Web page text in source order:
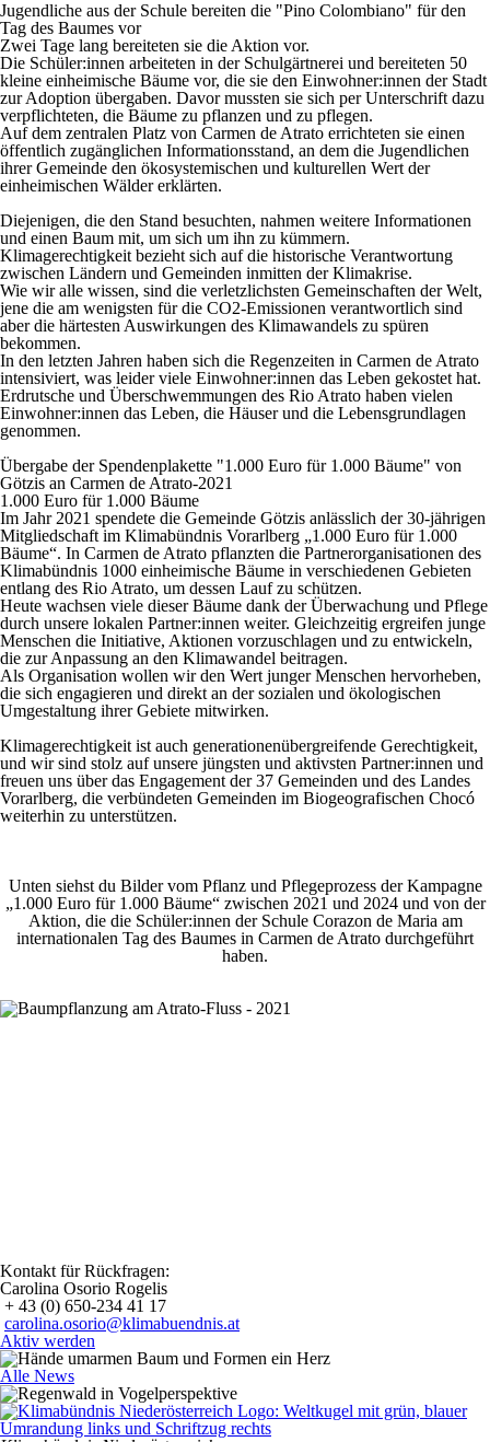
Jugendliche aus der Schule bereiten die "Pino Colombiano" für den
Tag des Baumes vor
Zwei Tage lang bereiteten sie die Aktion vor.
Die Schüler:innen arbeiteten in der Schulgärtnerei und bereiteten 50
kleine einheimische Bäume vor, die sie den Einwohner:innen der Stadt
zur Adoption übergaben. Davor mussten sie sich per Unterschrift dazu
verpflichteten, die Bäume zu pflanzen und zu pflegen.
Auf dem zentralen Platz von Carmen de Atrato errichteten sie einen
öffentlich zugänglichen Informationsstand, an dem die Jugendlichen
ihrer Gemeinde den ökosystemischen und kulturellen Wert der
einheimischen Wälder erklärten.
Diejenigen, die den Stand besuchten, nahmen weitere Informationen
und einen Baum mit, um sich um ihn zu kümmern.
Klimagerechtigkeit bezieht sich auf die historische Verantwortung
zwischen Ländern und Gemeinden inmitten der Klimakrise.
Wie wir alle wissen, sind die verletzlichsten Gemeinschaften der Welt,
jene die am wenigsten für die CO2-Emissionen verantwortlich sind
aber die härtesten Auswirkungen des Klimawandels zu spüren
bekommen.
In den letzten Jahren haben sich die Regenzeiten in Carmen de Atrato
intensiviert, was leider viele Einwohner:innen das Leben gekostet hat.
Erdrutsche und Überschwemmungen des Rio Atrato haben vielen
Einwohner:innen das Leben, die Häuser und die Lebensgrundlagen
genommen.
Übergabe der Spendenplakette "1.000 Euro für 1.000 Bäume" von
Götzis an Carmen de Atrato-2021
1.000 Euro für 1.000 Bäume
Im Jahr 2021 spendete die Gemeinde Götzis anlässlich der 30-jährigen
Mitgliedschaft im Klimabündnis Vorarlberg „1.000 Euro für 1.000
Bäume“. In Carmen de Atrato pflanzten die Partnerorganisationen des
Klimabündnis 1000 einheimische Bäume in verschiedenen Gebieten
entlang des Rio Atrato, um dessen Lauf zu schützen.
Heute wachsen viele dieser Bäume dank der Überwachung und Pflege
durch unsere lokalen Partner:innen weiter. Gleichzeitig ergreifen junge
Menschen die Initiative, Aktionen vorzuschlagen und zu entwickeln,
die zur Anpassung an den Klimawandel beitragen.
Als Organisation wollen wir den Wert junger Menschen hervorheben,
die sich engagieren und direkt an der sozialen und ökologischen
Umgestaltung ihrer Gebiete mitwirken.
Klimagerechtigkeit ist auch generationenübergreifende Gerechtigkeit,
und wir sind stolz auf unsere jüngsten und aktivsten Partner:innen und
freuen uns über das Engagement der 37 Gemeinden und des Landes
Vorarlberg, die verbündeten Gemeinden im Biogeografischen Chocó
weiterhin zu unterstützen.
Unten siehst du Bilder vom Pflanz und Pflegeprozess der Kampagne
„1.000 Euro für 1.000 Bäume“ zwischen 2021 und 2024 und von der
Aktion, die die Schüler:innen der Schule Corazon de Maria am
internationalen Tag des Baumes in Carmen de Atrato durchgeführt
haben.
Kontakt für Rückfragen:
Carolina Osorio Rogelis
+ 43 (0) 650-234 41 17
carolina.osorio@klimabuendnis.at
Aktiv werden
Alle News